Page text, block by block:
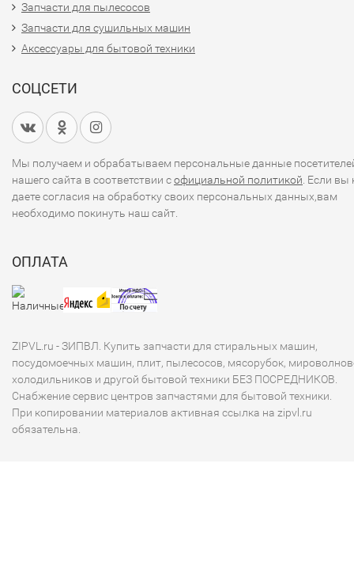
Запчасти для пылесосов
Запчасти для сушильных машин
Аксессуары для бытовой техники
СОЦСЕТИ
Мы получаем и обрабатываем персональные данные
нашего сайта в соответствии софициальной политикой . Если вы
даете согласия на обработку своих персональных данных,вам
необходимо покинуть наш сайт.
ОПЛАТА
ZIPVL.ru - ЗИПВЛ. Купить запчасти для стиральных машин,
посудомоечных машин, плит, пылесосов, мясорубок,
холодильников и другой бытовой техники БЕЗ ПОСРЕДНИКОВ.
Снабжение сервис центров запчастями для бытовой техники.
При копировании материалов активная ссылка на zipvl.ru
обязательна.